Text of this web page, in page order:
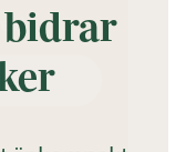
bidrar